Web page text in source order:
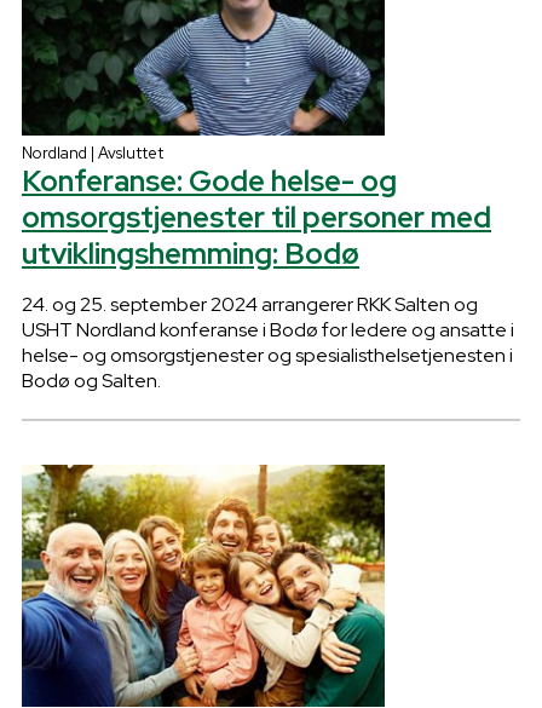
Nordland | Avsluttet
Konferanse: Gode helse- og
omsorgstjenester til personer med
utviklingshemming: Bodø
24. og 25. september 2024 arrangerer RKK Salten og
USHT Nordland konferanse i Bodø for ledere og ansatte i
helse- og omsorgstjenester og spesialisthelsetjenesten i
Bodø og Salten.